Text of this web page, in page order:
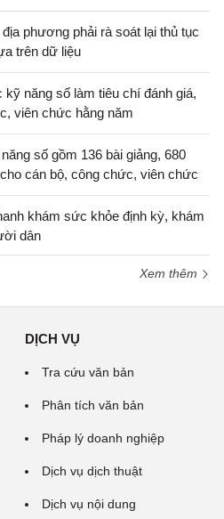
phương phải rà soát lại thủ tục
trên dữ liệu
kỹ năng số làm tiêu chí đánh giá,
viên chức hằng năm
số gồm 136 bài giảng, 680
cán bộ, công chức, viên chức
khám sức khỏe định kỳ, khám
dân
Xem thêm
DỊCH VỤ
Tra cứu văn bản
Phân tích văn bản
Pháp lý doanh nghiệp
Dịch vụ dịch thuật
Dịch vụ nội dung